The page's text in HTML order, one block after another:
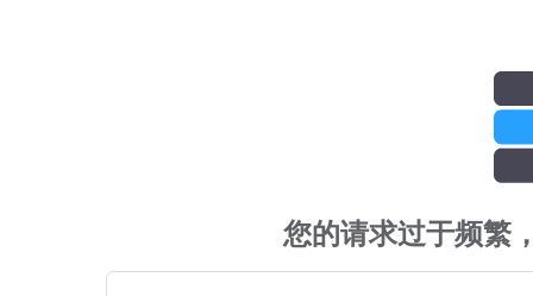
您的请求过于频繁